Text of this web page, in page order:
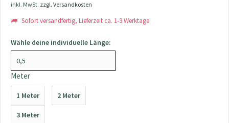
inkl. MwSt. zzgl. Versandkosten
Sofort versandfertig, Lieferzeit ca. 1-3 Werktage
Wähle deine individuelle Länge:
Meter
1 Meter 2 Meter
3 Meter